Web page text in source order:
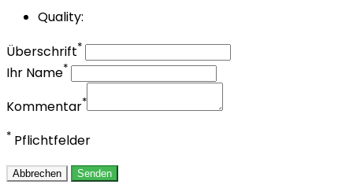
Quality:
Überschrift*
Ihr Name*
Kommentar*
* Pflichtfelder
Abbrechen Senden